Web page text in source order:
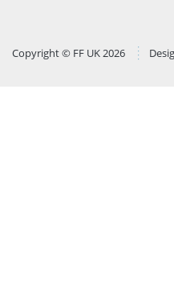
Copyright © FF UK 2026